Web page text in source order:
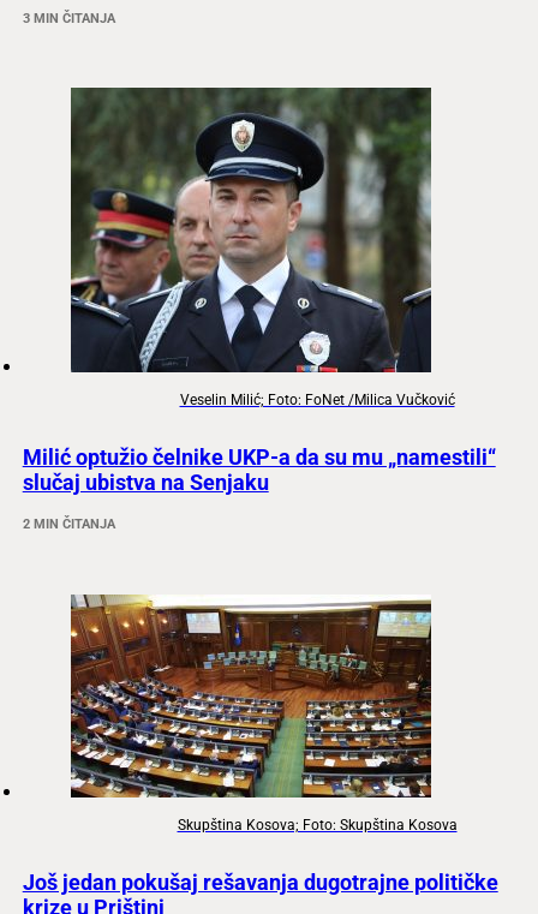
3 MIN ČITANJA
Veselin Milić; Foto: FoNet /Milica Vučković
Milić optužio čelnike UKP-a da su mu „namestili“
slučaj ubistva na Senjaku
2 MIN ČITANJA
Skupština Kosova; Foto: Skupština Kosova
Još jedan pokušaj rešavanja dugotrajne političke
krize u Prištini